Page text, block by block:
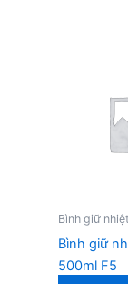
Bình giữ
Bình giữ
500ml F5